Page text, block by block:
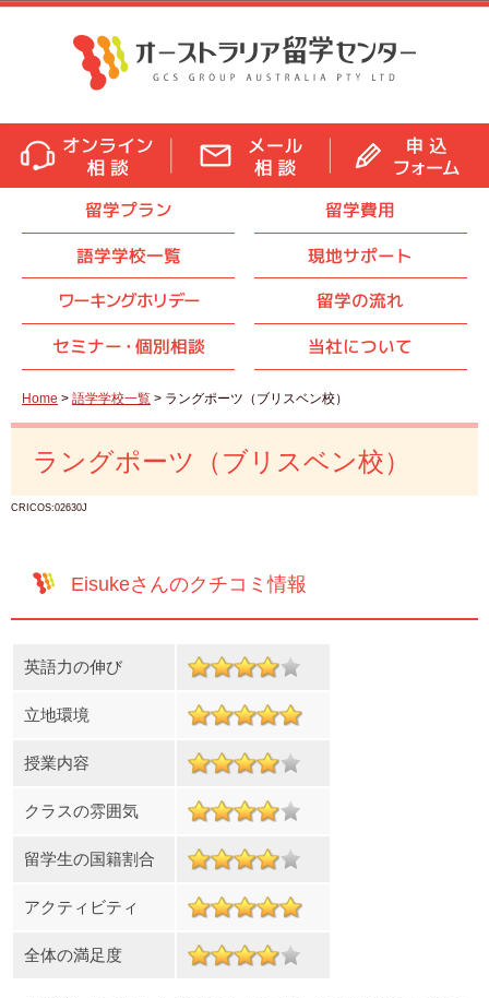
留学プラン
留学費用
語学学校一覧
現地サポート
ワーキングホリデー
留学の流れ
セミナー・ 個別相談 当社について
Home > 語学学校一覧 > ラングポーツ（ブリスベン校）
ラングポーツ（ブリスベン校）
CRICOS:02630J
Eisukeさんのクチコミ情報
英語力の伸び
立地環境
授業内容
クラスの雰囲気
留学生の国籍割合
アクティビティ
全体の満足度